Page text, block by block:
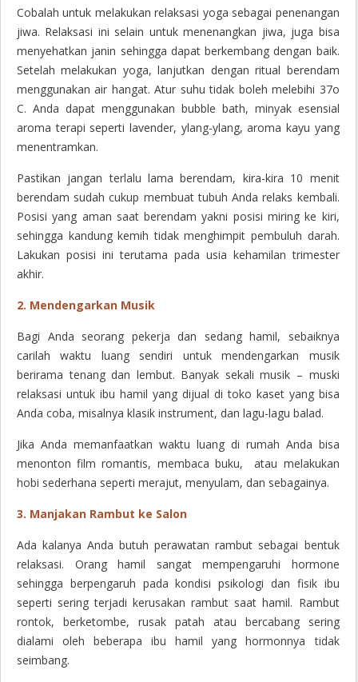
Cobalah untuk melakukan relaksasi yoga sebagai penenangan
jiwa. Relaksasi ini selain untuk menenangkan jiwa, juga bisa
menyehatkan janin sehingga dapat berkembang dengan baik.
Setelah melakukan yoga, lanjutkan dengan ritual berendam
menggunakan air hangat. Atur suhu tidak boleh melebihi 37o
C. Anda dapat menggunakan bubble bath, minyak esensial
aroma terapi seperti lavender, ylang-ylang, aroma kayu yang
menentramkan.
Pastikan jangan terlalu lama berendam, kira-kira 10 menit
berendam sudah cukup membuat tubuh Anda relaks kembali.
Posisi yang aman saat berendam yakni posisi miring ke kiri,
sehingga kandung kemih tidak menghimpit pembuluh darah.
Lakukan posisi ini terutama pada usia kehamilan trimester
akhir.
2. Mendengarkan Musik
Bagi Anda seorang pekerja dan sedang hamil, sebaiknya
carilah waktu luang sendiri untuk mendengarkan musik
berirama tenang dan lembut. Banyak sekali musik – muski
relaksasi untuk ibu hamil yang dijual di toko kaset yang bisa
Anda coba, misalnya klasik instrument, dan lagu-lagu balad.
Jika Anda memanfaatkan waktu luang di rumah Anda bisa
menonton film romantis, membaca buku, atau melakukan
hobi sederhana seperti merajut, menyulam, dan sebagainya.
3. Manjakan Rambut ke Salon
Ada kalanya Anda butuh perawatan rambut sebagai bentuk
relaksasi. Orang hamil sangat mempengaruhi hormone
sehingga berpengaruh pada kondisi psikologi dan fisik ibu
seperti sering terjadi kerusakan rambut saat hamil. Rambut
rontok, berketombe, rusak patah atau bercabang sering
dialami oleh beberapa ibu hamil yang hormonnya tidak
seimbang.